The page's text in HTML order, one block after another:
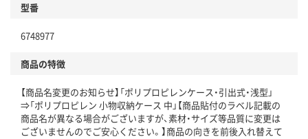
型番
6748977
商品の特徴
【商品名変更のお知らせ】「ポリプロピレンケース・引出式・浅型」
⇒「ポリプロピレン 小物収納ケース 中」【商品貼付のラベル記載の
商品名が異なる場合がございますが、素材・サイズ等品質に変更は
ございませんのでご安心ください。】商品の向きを前後入れ替えて